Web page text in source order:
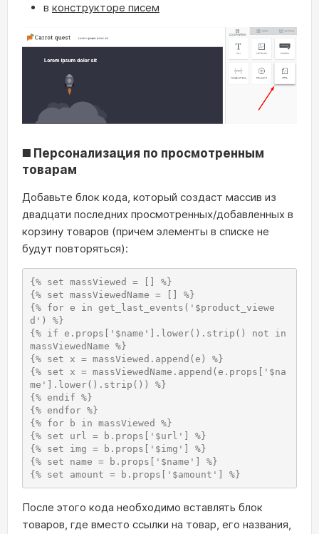
в конструкторе писем
◼️ Персонализация по просмотренным
товарам
Добавьте блок кода, который создаст массив из
двадцати последних просмотренных/добавленных в
корзину товаров (причем элементы в списке не
будут повторяться):
{% set massViewed = [] %}
{% set massViewedName = [] %}
{% for e in get_last_events('$product_viewe
d') %}
{% if e.props['$name'].lower().strip() not in
massViewedName %}
{% set x = massViewed.append(e) %}
{% set x = massViewedName.append(e.props['$na
me'].lower().strip()) %}
{% endif %}
{% endfor %}
{% for b in massViewed %}
{% set url = b.props['$url'] %}
{% set img = b.props['$img'] %}
{% set name = b.props['$name'] %}
{% set amount = b.props['$amount'] %}
После этого кода необходимо вставлять блок
товаров, где вместо ссылки на товар, его названия,